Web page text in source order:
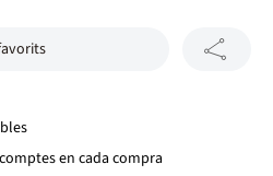
en cada compra